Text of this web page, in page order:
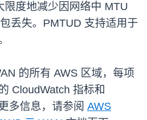
限度地减少因网络中 MTU
丢失。PMTUD 支持适用于
的所有 AWS 区域，每项
CloudWatch 指标和
多信息，请参阅 AWS